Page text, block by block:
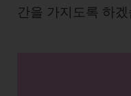
간을 가지도록 하